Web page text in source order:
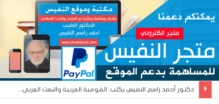
دكتور أحمد راسم النفيس يكتب: القومية العربية والبعث العربي… آن أوان البعث الإسلامي!!